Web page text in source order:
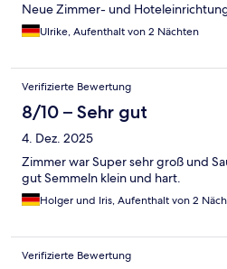
Neue Zimmer- und
Ulrike, Aufenthalt von 2 Nächten
Verifizierte Bewertung
8/10 – Sehr gut
4. Dez. 2025
Zimmer war Super sehr groß und
gut Semmeln klein und hart.
Holger und Iris, Aufenthalt von 2
Verifizierte Bewertung